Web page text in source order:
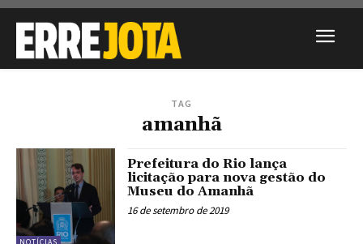
TAG
amanhã
NOTÍCIAS
Prefeitura do Rio lança
licitação para nova gestão do
Museu do Amanhã
16 de setembro de 2019